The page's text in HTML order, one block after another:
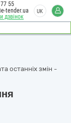
дзвінок
55
tender.ua
UK
останніх змін -